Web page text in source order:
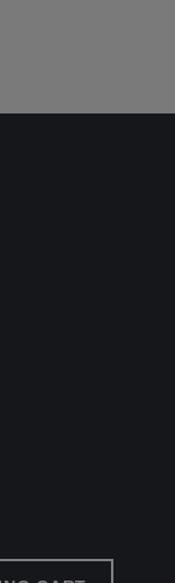
、江戸時代から
げ等の工場が数
業以来、年間
ます。